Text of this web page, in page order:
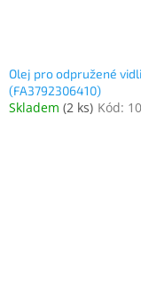
Olej pro odpružené
(FA3792306410)
Skladem (2 ks) Kód: